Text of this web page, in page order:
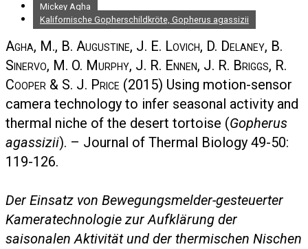
Mickey Agha
Kalifornische Gopherschildkröte, Gopherus agassizii
Agha, M., B. Augustine, J. E. Lovich, D. Delaney, B.
Sinervo, M. O. Murphy, J. R. Ennen, J. R. Briggs, R.
Cooper & S. J. Price (2015) Using motion-sensor
camera technology to infer seasonal activity and
thermal niche of the desert tortoise (Gopherus
agassizii). – Journal of Thermal Biology 49-50:
119-126.
Der Einsatz von Bewegungsmelder-gesteuerter
Kameratechnologie zur Aufklärung der
saisonalen Aktivität und der thermischen Nischen